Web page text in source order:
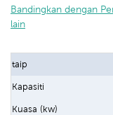
Bandingkan dengan
lain
taip
Kapasiti
Kuasa (kw)